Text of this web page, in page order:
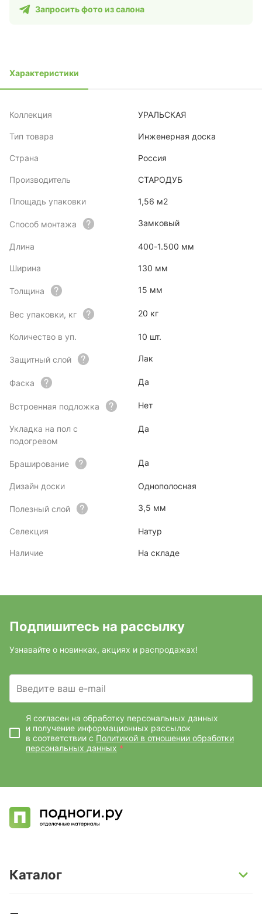
Запросить фото из салона
Характеристики
Коллекция УРАЛЬСКАЯ
Тип товара Инженерная доска
Страна Россия
Производитель СТАРОДУБ
Площадь упаковки 1,56 м2
Способ монтажа Замковый
Длина 400-1.500 мм
Ширина 130 мм
Толщина 15 мм
Вес упаковки, кг 20 кг
Количество в уп. 10 шт.
Защитный слой Лак
Фаска Да
Встроенная подложка Нет
Укладка на пол с
подогревом
Да
Браширование Да
Дизайн доски Однополосная
Полезный слой 3,5 мм
Селекция Натур
Наличие На складе
Подпишитесь на рассылку
Узнавайте о новинках, акциях и распродажах!
Введите ваш e-mail
Я согласен на обработку персональных данных
и получение информационных рассылок
в соответствии с Политикой в отношении обработки
персональных данных *
Каталог